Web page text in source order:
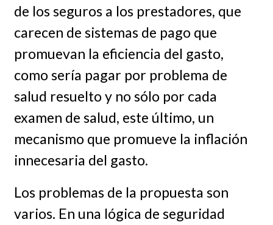
de los seguros a los prestadores, que
carecen de sistemas de pago que
promuevan la eficiencia del gasto,
como sería pagar por problema de
salud resuelto y no sólo por cada
examen de salud, este último, un
mecanismo que promueve la inflación
innecesaria del gasto.
Los problemas de la propuesta son
varios. En una lógica de seguridad